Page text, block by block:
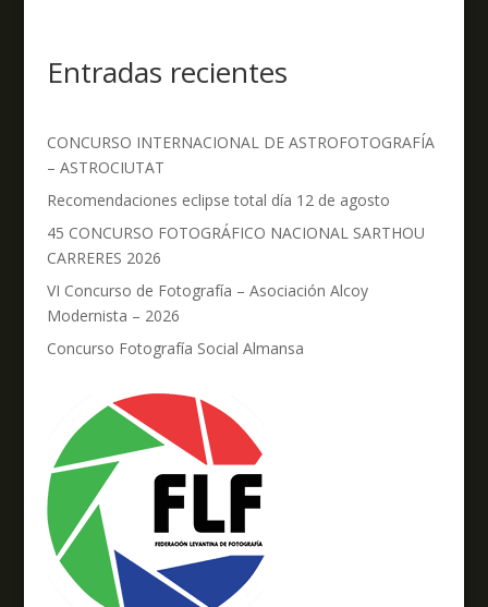
Entradas recientes
CONCURSO INTERNACIONAL DE ASTROFOTOGRAFÍA
– ASTROCIUTAT
Recomendaciones eclipse total día 12 de agosto
45 CONCURSO FOTOGRÁFICO NACIONAL SARTHOU
CARRERES 2026
VI Concurso de Fotografía – Asociación Alcoy
Modernista – 2026
Concurso Fotografía Social Almansa